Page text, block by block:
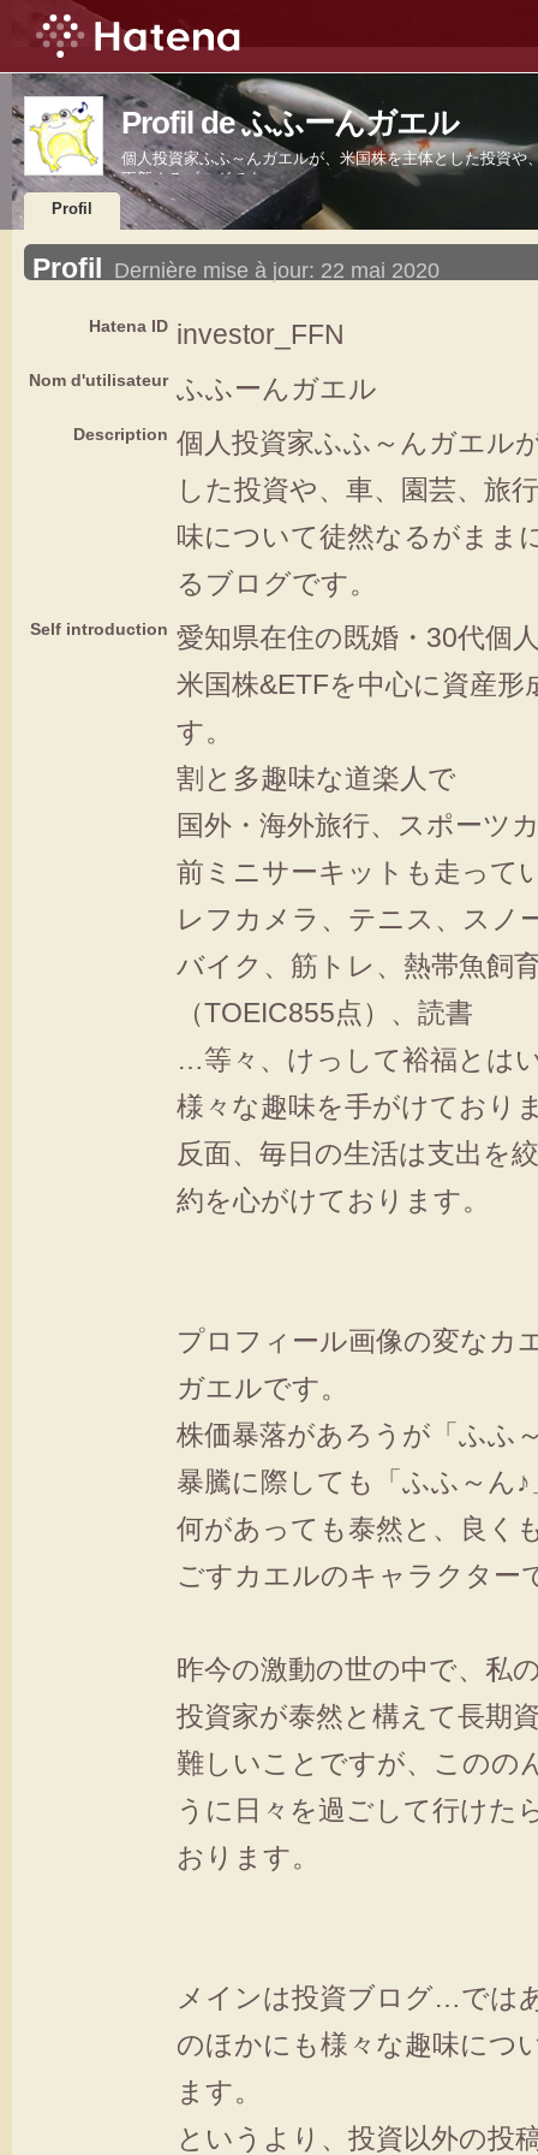
Profil de ふふーんガエル
個人投資家ふふ～んガエルが、米国株を主体とした投資
更新するブログです。
Profil
Profil Dernière mise à jour: 22 mai 2020
Hatena ID investor_FFN
Nom d'utilisateur ふふーんガエル
Description 個人投資家ふふ～んガエル
した投資や、車、園芸、旅
味について徒然なるがまま
るブログです。
Self introduction 愛知県在住の既婚・30代個
米国株&ETFを中心に資産
す。
割と多趣味な道楽人で
国外・海外旅行、スポーツ
前ミニサーキットも走って
レフカメラ、テニス、スノ
バイク、筋トレ、熱帯魚飼
（TOEIC855点）、読書
…等々、けっして裕福とは
様々な趣味を手がけており
反面、毎日の生活は支出を
約を心がけております。
プロフィール画像の変なカ
ガエルです。
株価暴落があろうが「ふふ
暴騰に際しても「ふふ～ん♪
何があっても泰然と、良く
ごすカエルのキャラクター
昨今の激動の世の中で、私
投資家が泰然と構えて長期
難しいことですが、このの
うに日々を過ごして行けた
おります。
メインは投資ブログ…では
のほかにも様々な趣味につ
ます。
というより、投資以外の投